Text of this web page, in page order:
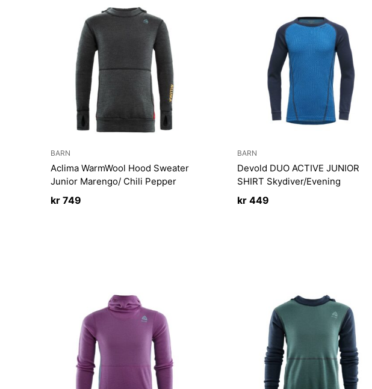
BARN
Aclima WarmWool Hood Sweater
Junior Marengo/ Chili Pepper
kr 749
BARN
Devold DUO ACTIVE JUNIOR
SHIRT Skydiver/Evening
kr449